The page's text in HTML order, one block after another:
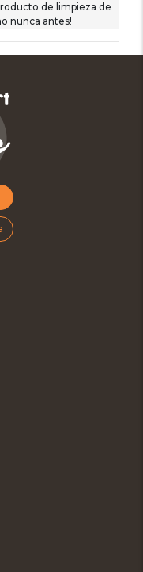
de limpieza de
nunca antes!